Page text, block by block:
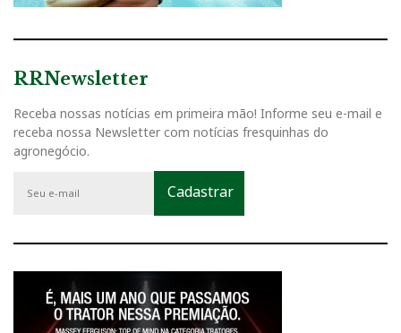
RRNewsletter
Receba nossas notícias em primeira mão! Informe seu e-mail e
receba nossa Newsletter com notícias fresquinhas do
agronegócio.